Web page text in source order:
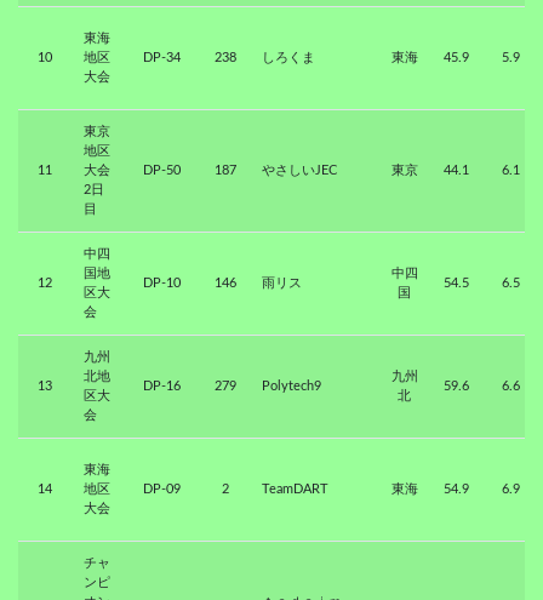
10
東海
地区
大会
DP-34 238 しろくま 東海 45.9 5.9
11
東京
地区
大会
2日
目
DP-50 187 やさしいJEC 東京 44.1 6.1
12
中四
国地
区大
会
DP-10 146 雨リス
中四
国
54.5 6.5
13
九州
北地
区大
会
DP-16 279 Polytech9
九州
北
59.6 6.6
14
東海
地区
大会
DP-09 2 TeamDART 東海 54.9 6.9
チャ
ンピ